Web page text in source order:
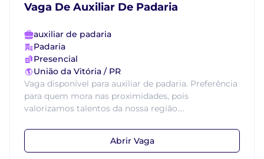
Vaga De Auxiliar De Padaria
auxiliar de padaria
Padaria
Presencial
União da Vitória / PR
Vaga disponível para auxiliar de padaria. Preferência
para quem mora nas proximidades, pois
valorizamos talentos da nossa região....
Abrir Vaga